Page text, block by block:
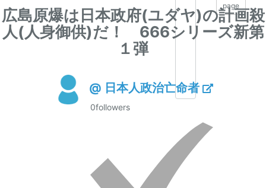
page
広島原爆は日本政府(ユダヤ)の計画殺
人(人身御供)だ！ 666シリーズ新第
１弾
@ 日本人政治亡命者
0followers